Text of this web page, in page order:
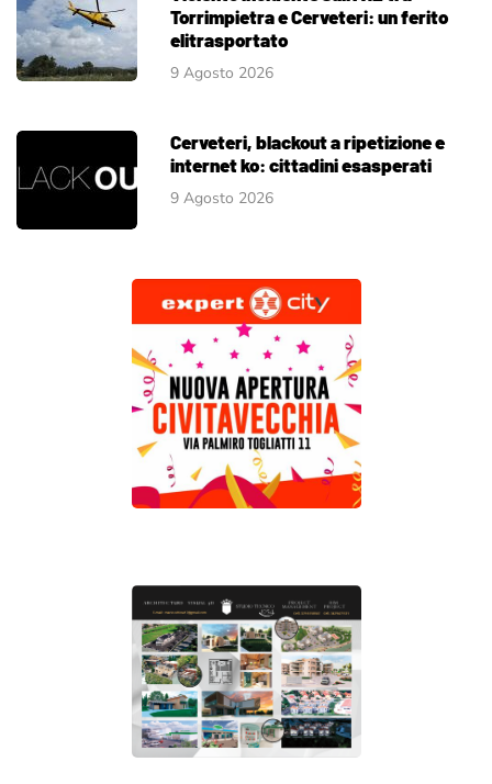
Torrimpietra e Cerveteri: un ferito
elitrasportato
9 Agosto 2026
Cerveteri, blackout a ripetizione e
internet ko: cittadini esasperati
9 Agosto 2026